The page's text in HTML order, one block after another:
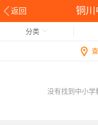
返回 铜川
分类
没有找到中小学